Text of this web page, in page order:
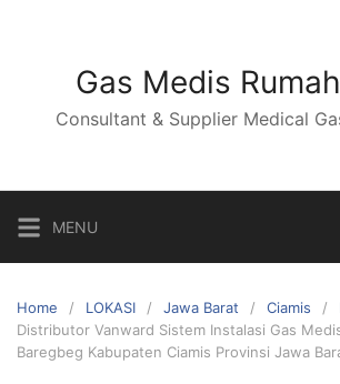
Gas Medis
Consultant & Supplier Medical
MENU
Home LOKASI Jawa Barat Ciamis
Distributor Vanward Sistem Instalasi Gas
Baregbeg Kabupaten Ciamis Provinsi Jawa